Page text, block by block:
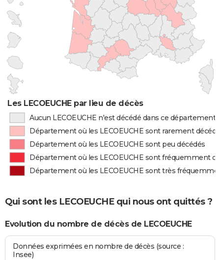
Les LECOEUCHE par lieu de décès
Aucun LECOEUCHE n'est décédé dans ce département
Département où les LECOEUCHE sont rarement
Département où les LECOEUCHE sont peu décédés
Département où les LECOEUCHE sont fréquemment
Département où les LECOEUCHE sont très
Qui sont les LECOEUCHE qui nous ont quittés ?
Evolution du nombre de décès de LECOEUCHE
Données exprimées en nombre de décès (source :
Insee)